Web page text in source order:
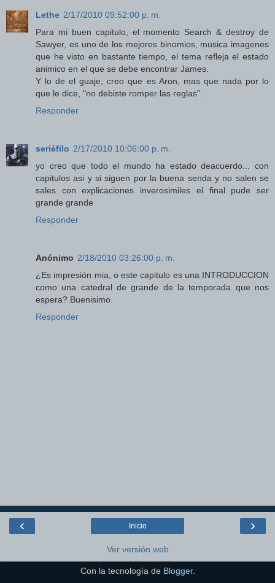
Lethe 2/17/2010 09:52:00 p. m.
Para mi buen capitulo, el momento Search & destroy de
Sawyer, es uno de los mejores binomios, musica imagenes
que he visto en bastante tiempo, el tema refleja el estado
animico en el que se debe encontrar James.
Y lo de el guaje, creo que es Aron, mas que nada por lo
que le dice, "no debiste romper las reglas".
Responder
seriéfilo 2/17/2010 10:06:00 p. m.
yo creo que todo el mundo ha estado deacuerdo... con
capitulos asi y si siguen por la buena senda y no salen se
sales con explicaciones inverosimiles el final pude ser
grande grande
Responder
Anónimo 2/18/2010 03:26:00 p. m.
¿Es impresión mia, o este capitulo es una INTRODUCCION
como una catedral de grande de la temporada que nos
espera? Buenisimo.
Responder
‹ ›
Inicio
Ver versión web
Con la tecnología de Blogger.